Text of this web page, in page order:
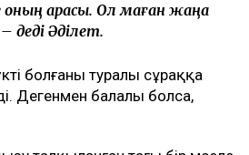
арқасы. Ол маған жаңа
деді Әділет.
болғаны туралы сұраққа
Дегенмен балалы болса,